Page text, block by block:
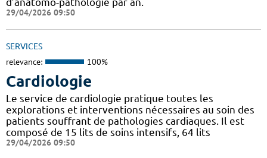
29/04/2026 09:50
SERVICES
relevance: 100%
Cardiologie
Le service de cardiologie pratique toutes les
explorations et interventions nécessaires au soin des
patients souffrant de pathologies cardiaques. Il est
composé de 15 lits de soins intensifs, 64 lits
29/04/2026 09:50